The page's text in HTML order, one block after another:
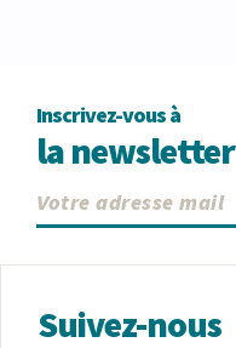
Inscrivez-vous à
la newsletter
Suivez-nous